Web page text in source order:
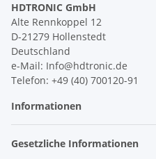
HDTRONIC GmbH
Alte Rennkoppel 12
D-21279 Hollenstedt
Deutschland
e-Mail: Info@hdtronic.de
Telefon: +49 (40) 700120-91
Informationen
Gesetzliche Informationen